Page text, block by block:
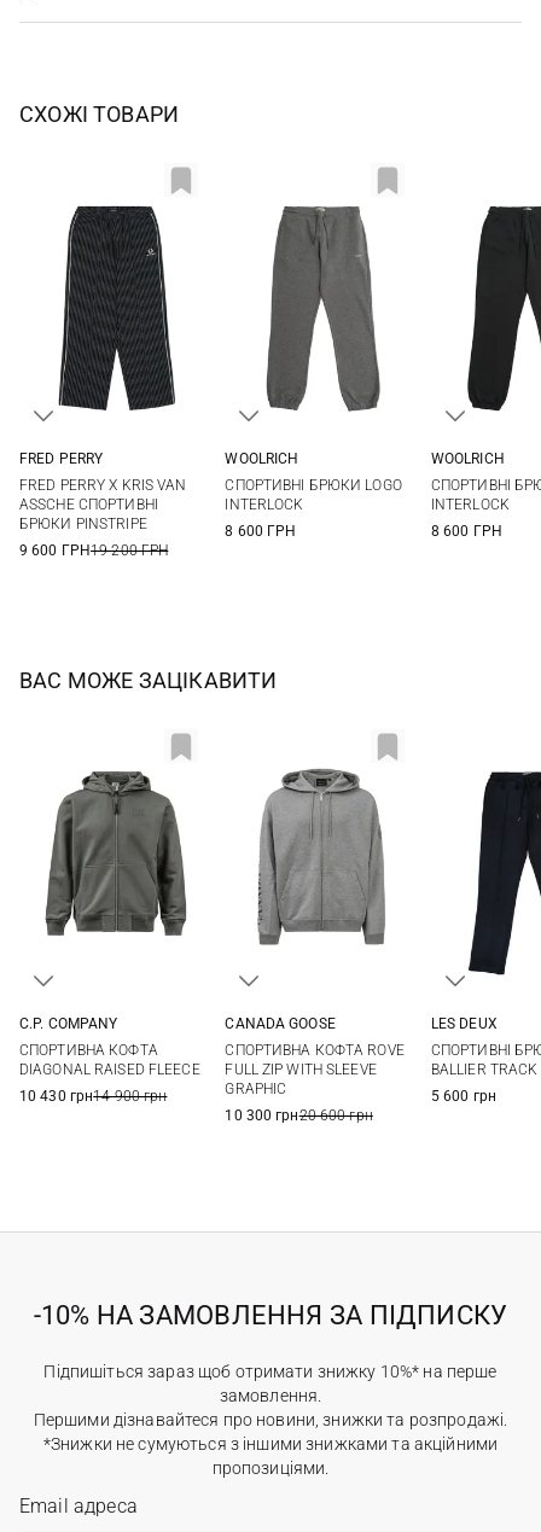
СХОЖІ ТОВАРИ
FRED PERRY
FRED PERRY X KRIS VAN
ASSCHE СПОРТИВНІ
БРЮКИ PINSTRIPE
9 600 ГРН19 200 ГРН
XXL
3XL
WOOLRICH
СПОРТИВНІ БРЮКИ LOGO
INTERLOCK
8 600 ГРН
XXL
3XL
WOOLRICH
СПОРТИВНІ
INTERLOCK
8 600 ГРН
ВАС МОЖЕ ЗАЦІКАВИТИ
C.P. COMPANY
СПОРТИВНА КОФТА
DIAGONAL RAISED FLEECE
10 430 грн14 900 грн
XXL
CANADA GOOSE
СПОРТИВНА КОФТА ROVE
FULL ZIP WITH SLEEVE
GRAPHIC
10 300 грн20 600 грн
LES DEUX
СПОРТИВНІ
BALLIER TRACK
5 600 грн
-10% НА ЗАМОВЛЕННЯ ЗА ПІДПИСКУ
Підпишіться зараз щоб отримати знижку 10%* на перше
замовлення.
Першими дізнавайтеся про новини, знижки та розпродажі.
*Знижки не сумуються з іншими знижками та акційними
пропозиціями.